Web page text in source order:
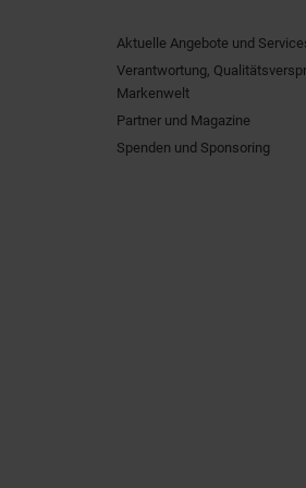
Aktuelle Angebote und
Verantwortung,
Markenwelt
Partner und Magazine
Spenden und Sponsoring